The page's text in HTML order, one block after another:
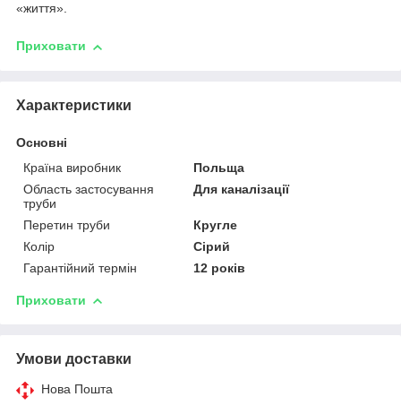
«життя».
Приховати
Характеристики
Основні
Країна виробник
Польща
Область застосування
труби
Для каналізації
Перетин труби
Кругле
Колір
Сірий
Гарантійний термін
12 років
Приховати
Умови доставки
Нова Пошта